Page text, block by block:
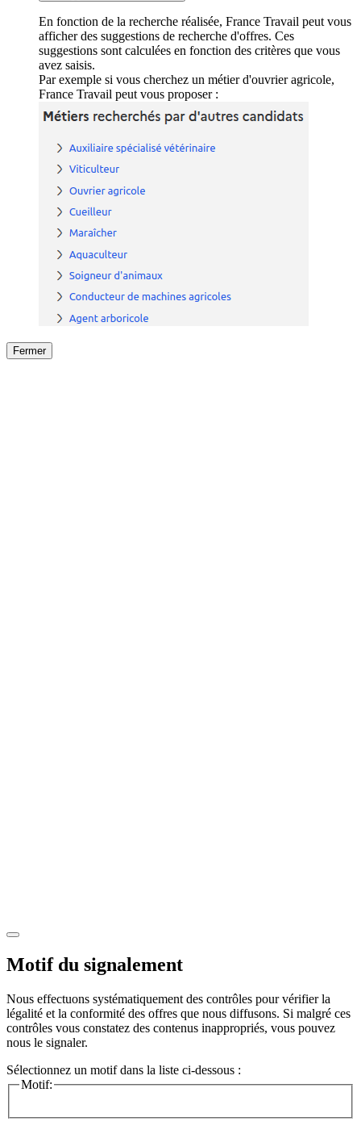
En fonction de la recherche réalisée, France Travail peut vous
afficher des suggestions de recherche d'offres. Ces
suggestions sont calculées en fonction des critères que vous
avez saisis.
Par exemple si vous cherchez un métier d'ouvrier agricole,
France Travail peut vous proposer :
Fermer
Motif du signalement
Nous effectuons systématiquement des contrôles pour vérifier la
légalité et la conformité des offres que nous diffusons. Si malgré ces
contrôles vous constatez des contenus inappropriés, vous pouvez
nous le signaler.
Sélectionnez un motif dans la liste ci-dessous :
Motif: